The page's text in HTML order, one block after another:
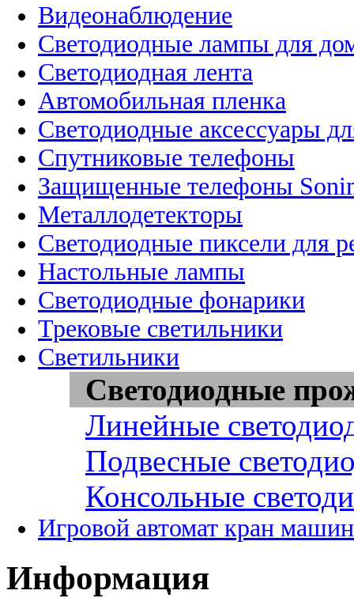
Видеонаблюдение
Светодиодные лампы для
Светодиодная лента
Автомобильная пленка
Светодиодные аксессуары
Спутниковые телефоны
Защищенные телефоны
Металлодетекторы
Светодиодные пиксели для
Настольные лампы
Светодиодные фонарики
Трековые светильники
Светильники
Светодиодные
Линейные
Подвесные
Консольные
Игровой автомат кран
Информация